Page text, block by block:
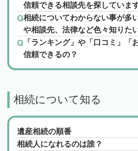
信頼できる相談先を探しています
相続についてわからない事が多
や相談先、法律など色々知りた
「ランキング」や「口コミ」「
信頼できるの？
相続について知る
遺産相続の順番
相続人になれるのは誰？